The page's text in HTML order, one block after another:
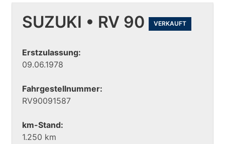
SUZUKI • RV 90 VERKAUFT
Erstzulassung:
09.06.1978
Fahrgestellnummer:
RV90091587
km-Stand:
1.250 km